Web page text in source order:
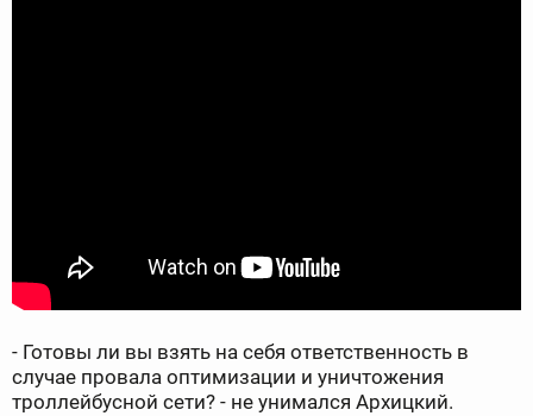
- Готовы ли вы взять на себя ответственность в
случае провала оптимизации и уничтожения
троллейбусной сети? - не унимался Архицкий.